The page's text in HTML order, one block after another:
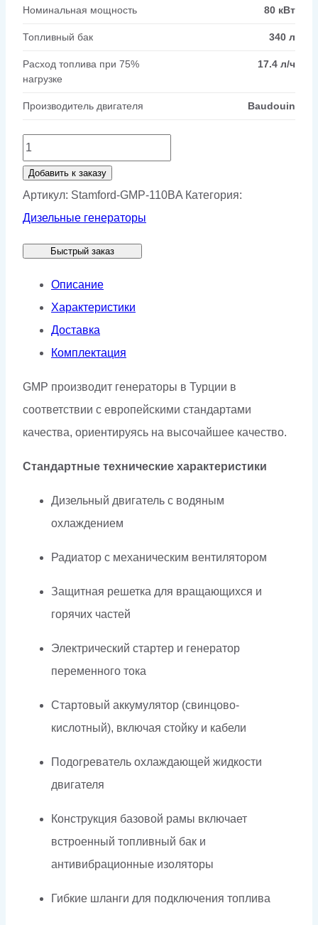
Номинальная мощность 80 кВт
Топливный бак 340 л
Расход топлива при 75%
нагрузке
17.4 л/ч
Производитель двигателя Baudouin
Количество
товара
Генератор
Stamford
110BA
Добавить к заказу
Артикул: Stamford-GMP-110BA Категория:
Дизельные генераторы
Быстрый заказ
Описание
Характеристики
Доставка
Комплектация
GMP производит генераторы в Турции в
соответствии с европейскими стандартами
качества, ориентируясь на высочайшее качество.
Стандартные технические характеристики
Дизельный двигатель с водяным
охлаждением
Радиатор с механическим вентилятором
Защитная решетка для вращающихся и
горячих частей
Электрический стартер и генератор
переменного тока
Стартовый аккумулятор (свинцово-
кислотный), включая стойку и кабели
Подогреватель охлаждающей жидкости
двигателя
Конструкция базовой рамы включает
встроенный топливный бак и
антивибрационные изоляторы
Гибкие шланги для подключения топлива